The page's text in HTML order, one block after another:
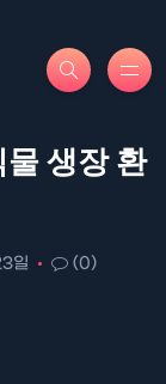
생장 환
일 (0)